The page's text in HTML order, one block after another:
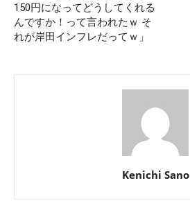
150円になってどうしてくれる
んですか！って言われたｗ そ
れが岸田インフレだってｗ」
Kenichi Sano